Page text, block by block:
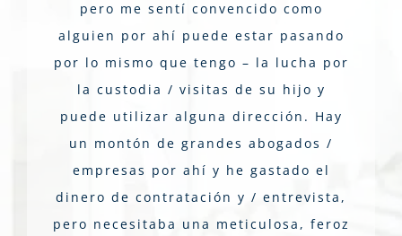
pero me sentí convencido como
alguien por ahí puede estar pasando
por lo mismo que tengo – la lucha por
la custodia / visitas de su hijo y
puede utilizar alguna dirección. Hay
un montón de grandes abogados /
empresas por ahí y he gastado el
dinero de contratación y / entrevista,
pero necesitaba una meticulosa, feroz